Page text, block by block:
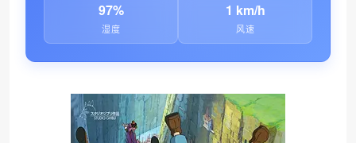
97%
湿度
1 km/h
风速